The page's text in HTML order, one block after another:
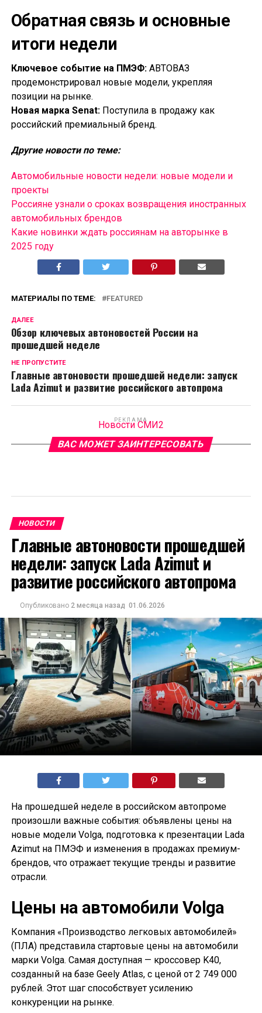
Обратная связь и основные
итоги недели
Ключевое событие на ПМЭФ:АВТОВАЗ
продемонстрировал новые модели, укрепляя
позиции на рынке.
Новая марка Senat:Поступила в продажу как
российский премиальный бренд.
Другие новости по теме:
Автомобильные новости недели: новые модели и
проекты
Россияне узнали о сроках возвращения иностранных
автомобильных брендов
Какие новинки ждать россиянам на авторынке в
2025 году
МАТЕРИАЛЫ ПО ТЕМЕ: FEATURED
ДАЛЕЕ
Обзор ключевых автоновостей России на
прошедшей неделе
НЕ ПРОПУСТИТЕ
Главные автоновости прошедшей недели: запуск
Lada Azimut и развитие российского автопрома
РЕКЛАМА
Новости СМИ2
ВАС МОЖЕТ ЗАИНТЕРЕСОВАТЬ
НОВОСТИ
Главные автоновости прошедшей
недели: запуск Lada Azimut и
развитие российского автопрома
Опубликовано 2 месяца назад 01.06.2026
На прошедшей неделе в российском автопроме
произошли важные события: объявлены цены на
новые модели Volga, подготовка к презентации Lada
Azimut на ПМЭФ и изменения в продажах премиум-
брендов, что отражает текущие тренды и развитие
отрасли.
Цены на автомобили Volga
Компания «Производство легковых автомобилей»
(ПЛА) представила стартовые цены на автомобили
марки Volga. Самая доступная — кроссовер K40,
созданный на базе Geely Atlas, с ценой от 2 749 000
рублей. Этот шаг способствует усилению
конкуренции на рынке.